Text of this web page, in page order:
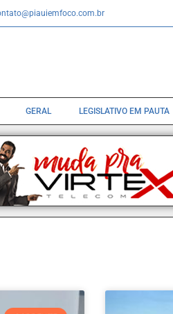
GERAL LEGISLATIVO EM PAUTA